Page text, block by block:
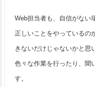
Web担当者も、自信がない
正しいことをやっているの
きないだけじゃないかと思
色々な作業を行ったり、聞
す。